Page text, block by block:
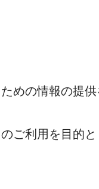
めの情報の提供
ご利用を目的